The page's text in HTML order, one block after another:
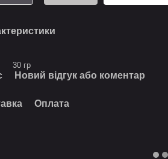
30 гр
Новий відгук або коментар
Оплата